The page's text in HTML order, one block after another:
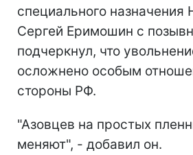
специального назначения
Сергей Еримошин с
подчеркнул, что
осложнено особым
стороны РФ.
"Азовцев на простых
меняют", - добавил он.